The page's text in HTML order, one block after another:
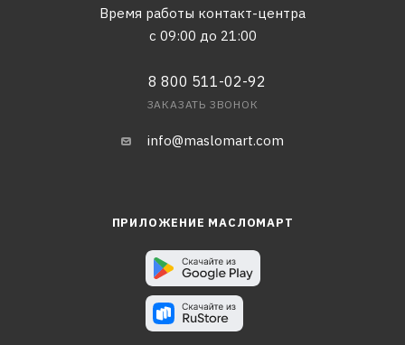
Время работы контакт-центра
с 09:00 до 21:00
8 800 511-02-92
ЗАКАЗАТЬ ЗВОНОК
info@maslomart.com
ПРИЛОЖЕНИЕ МАСЛОМАРТ